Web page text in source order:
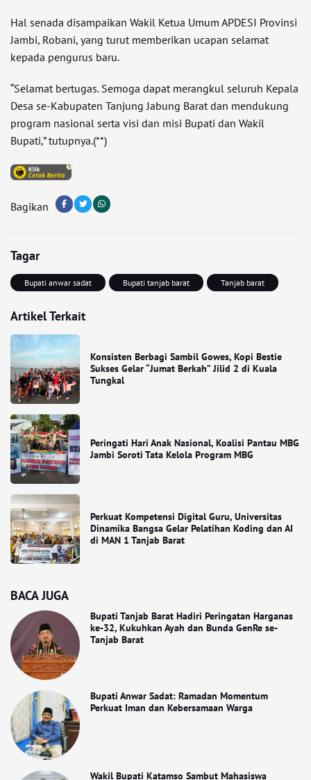
Hal senada disampaikan Wakil Ketua Umum APDESI Provinsi
Jambi, Robani, yang turut memberikan ucapan selamat
kepada pengurus baru.
“Selamat bertugas. Semoga dapat merangkul seluruh Kepala
Desa se-Kabupaten Tanjung Jabung Barat dan mendukung
program nasional serta visi dan misi Bupati dan Wakil
Bupati,” tutupnya.(**)
Bagikan
Tagar
Bupati anwar sadat Bupati tanjab barat Tanjab barat
Artikel Terkait
Konsisten Berbagi Sambil Gowes, Kopi Bestie
Sukses Gelar “Jumat Berkah” Jilid 2 di Kuala
Tungkal
Peringati Hari Anak Nasional, Koalisi Pantau MBG
Jambi Soroti Tata Kelola Program MBG
Perkuat Kompetensi Digital Guru, Universitas
Dinamika Bangsa Gelar Pelatihan Koding dan AI
di MAN 1 Tanjab Barat
BACA JUGA
Bupati Tanjab Barat Hadiri Peringatan Harganas
ke-32, Kukuhkan Ayah dan Bunda GenRe se-
Tanjab Barat
Bupati Anwar Sadat: Ramadan Momentum
Perkuat Iman dan Kebersamaan Warga
Wakil Bupati Katamso Sambut Mahasiswa